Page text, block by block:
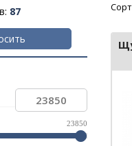
87
23850